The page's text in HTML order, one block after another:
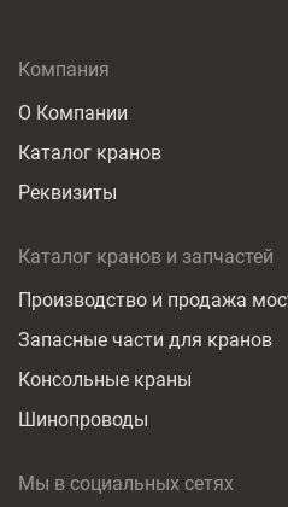
Компания
О Компании
Каталог кранов
Реквизиты
Каталог кранов и запчастей
Производство и продажа
Запасные части для кранов
Консольные краны
Шинопроводы
Мы в социальных сетях